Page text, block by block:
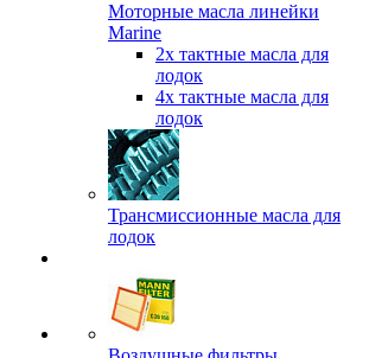
Моторные масла линейки
Marine
2х тактные масла для
лодок
4х тактные масла для
лодок
Трансмиссионные масла для
лодок